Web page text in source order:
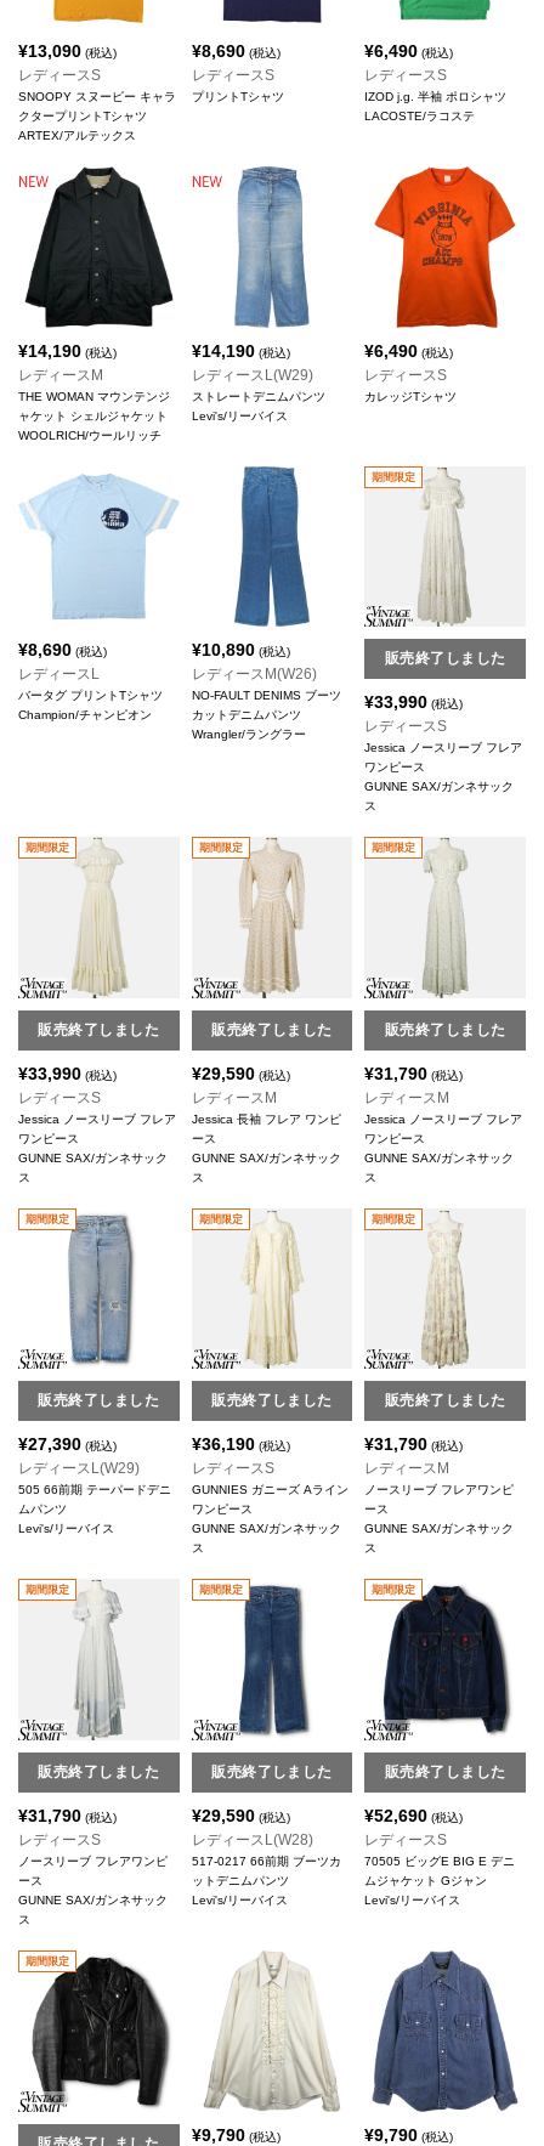
¥13,090 (税込)
レディースS
SNOOPY スヌーピー キャラ
クタープリントTシャツ
ARTEX/アルテックス
¥8,690(税込)
レディースS
プリントTシャツ
¥6,490 (税込)
レディースS
IZOD j.g. 半袖 ポロシャツ
LACOSTE/ラコステ
¥14,190 (税込)
レディースM
THE WOMAN マウンテンジ
ャケット シェルジャケット
WOOLRICH/ウールリッチ
¥14,190(税込)
レディースL(W29)
ストレートデニムパンツ
Levi's/リーバイス
¥6,490 (税込)
レディースS
カレッジTシャツ
¥8,690 (税込)
レディースL
バータグ プリントTシャツ
Champion/チャンピオン
¥10,890(税込)
レディースM(W26)
NO-FAULT DENIMS ブーツ
カットデニムパンツ
Wrangler/ラングラー
期間限定
販売終了しました
¥33,990 (税込)
レディースS
Jessica ノースリーブ フレア
ワンピース
GUNNE SAX/ガンネサック
ス
期間限定
販売終了しました
¥33,990 (税込)
レディースS
Jessica ノースリーブ フレア
ワンピース
GUNNE SAX/ガンネサック
ス
期間限定
販売終了しました
¥29,590(税込)
レディースM
Jessica 長袖 フレア ワンピ
ース
GUNNE SAX/ガンネサック
ス
期間限定
販売終了しました
¥31,790 (税込)
レディースM
Jessica ノースリーブ フレア
ワンピース
GUNNE SAX/ガンネサック
ス
期間限定
販売終了しました
¥27,390 (税込)
レディースL(W29)
505 66前期 テーパードデニ
ムパンツ
Levi's/リーバイス
期間限定
販売終了しました
¥36,190(税込)
レディースS
GUNNIES ガニーズ Aライン
ワンピース
GUNNE SAX/ガンネサック
ス
期間限定
販売終了しました
¥31,790 (税込)
レディースM
ノースリーブ フレアワンピ
ース
GUNNE SAX/ガンネサック
ス
期間限定
販売終了しました
¥31,790 (税込)
レディースS
ノースリーブ フレアワンピ
ース
GUNNE SAX/ガンネサック
ス
期間限定
販売終了しました
¥29,590(税込)
レディースL(W28)
517-0217 66前期 ブーツカ
ットデニムパンツ
Levi's/リーバイス
期間限定
販売終了しました
¥52,690 (税込)
レディースS
70505 ビッグE BIG E デニ
ムジャケット Gジャン
Levi's/リーバイス
期間限定
¥9,790(税込) ¥9,790 (税込)